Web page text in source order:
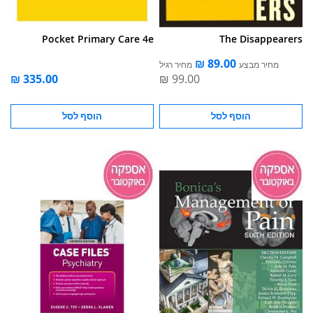
The Disappearers
מחיר מבצע מחיר רגיל
הוסף לסל
Pocket Primary Care 4e
הוסף לסל